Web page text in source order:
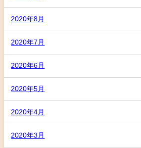
2020年8月
2020年7月
2020年6月
2020年5月
2020年4月
2020年3月